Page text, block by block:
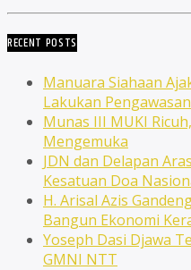
RECENT POSTS
Manuara Siahaan
Lakukan Pengawasan
Munas III MUKI
Mengemuka
JDN dan Delapan
Kesatuan Doa
H. Arisal Azis
Bangun Ekonomi
Yoseph Dasi Djawa
GMNI NTT